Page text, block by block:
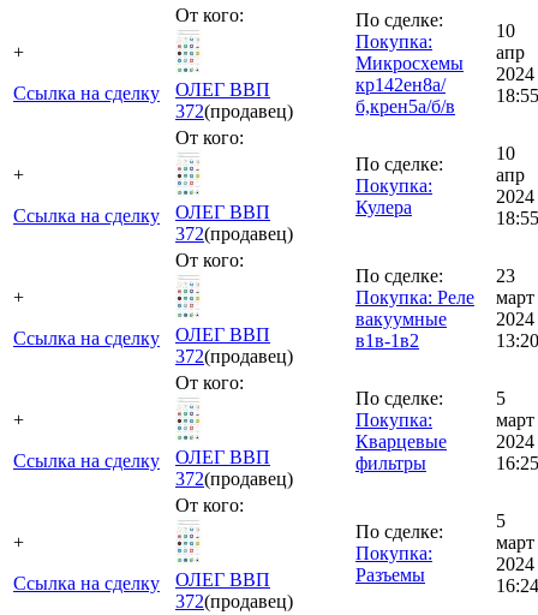
+
Ссылка на сделку
От кого:
ОЛЕГ ВВП
372(продавец)
По сделке:
Покупка:
Микросхемы
кр142ен8а/
б,крен5а/б/в
10
апр
2024
18:55
+
Ссылка на сделку
От кого:
ОЛЕГ ВВП
372(продавец)
По сделке:
Покупка:
Кулера
10
апр
2024
18:55
+
Ссылка на сделку
От кого:
ОЛЕГ ВВП
372(продавец)
По сделке:
Покупка: Реле
вакуумные
в1в-1в2
23
март
2024
13:20
+
Ссылка на сделку
От кого:
ОЛЕГ ВВП
372(продавец)
По сделке:
Покупка:
Кварцевые
фильтры
5
март
2024
16:25
+
Ссылка на сделку
От кого:
ОЛЕГ ВВП
372(продавец)
По сделке:
Покупка:
Разъемы
5
март
2024
16:24